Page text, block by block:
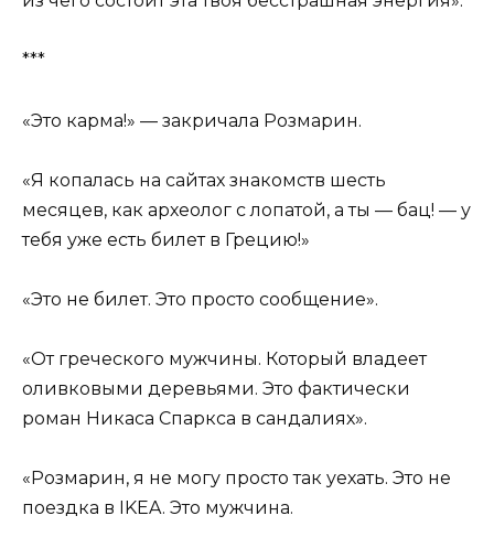
***
«Это карма!» — закричала Розмарин.
«Я копалась на сайтах знакомств шесть
месяцев, как археолог с лопатой, а ты — бац! — у
тебя уже есть билет в Грецию!»
«Это не билет. Это просто сообщение».
«От греческого мужчины. Который владеет
оливковыми деревьями. Это фактически
роман Никаса Спаркса в сандалиях».
«Розмарин, я не могу просто так уехать. Это не
поездка в IKEA. Это мужчина.